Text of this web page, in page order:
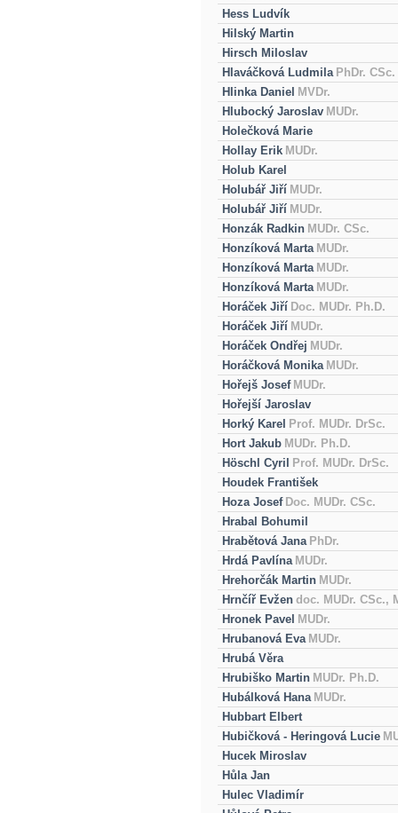
Hess Ludvík
Hilský Martin
Hirsch Miloslav
Hlaváčková Ludmila PhDr. CSc.
Hlinka Daniel MVDr.
Hlubocký Jaroslav MUDr.
Holečková Marie
Hollay Erik MUDr.
Holub Karel
Holubář Jiří MUDr.
Holubář Jiří MUDr.
Honzák Radkin MUDr. CSc.
Honzíková Marta MUDr.
Honzíková Marta MUDr.
Honzíková Marta MUDr.
Horáček Jiří Doc. MUDr. Ph.D.
Horáček Jiří MUDr.
Horáček Ondřej MUDr.
Horáčková Monika MUDr.
Hořejš Josef MUDr.
Hořejší Jaroslav
Horký Karel
Prof. MUDr. DrSc.
Hort Jakub MUDr. Ph.D.
Höschl Cyril
Prof. MUDr. DrSc.
Houdek František
Hoza Josef Doc. MUDr. CSc.
Hrabal Bohumil
Hrabětová Jana PhDr.
Hrdá Pavlína MUDr.
Hrehorčák Martin MUDr.
Hrnčíř Evžen doc. MUDr. CSc.,
Hronek Pavel MUDr.
Hrubanová Eva MUDr.
Hrubá Věra
Hrubiško Martin MUDr. Ph.D.
Hubálková Hana MUDr.
Hubbart Elbert
Hubičková - Heringová Lucie
Hucek Miroslav
Hůla Jan
Hulec Vladimír